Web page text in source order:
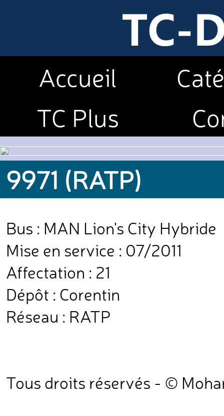
Accueil
TC Plus
9971 (RATP)
Bus : MAN Lion's City Hybride
Mise en service : 07/2011
Affectation : 21
Dépôt : Corentin
Réseau : RATP
Tous droits réservés - ©